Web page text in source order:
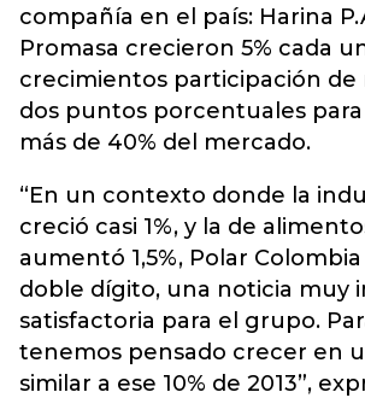
compañía en el país: Harina
Promasa crecieron 5% cada
crecimientos participación de
dos puntos porcentuales
más de 40% del mercado.
“En un contexto donde la
creció casi 1%, y la de
aumentó 1,5%, Polar
doble dígito, una noticia muy
satisfactoria para el grupo.
tenemos pensado crecer en
similar a ese 10% de 2013”,